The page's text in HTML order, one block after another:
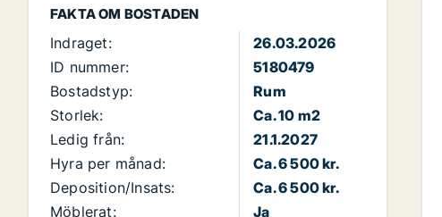
FAKTA OM BOSTADEN
Indraget:
26.03.2026
ID nummer:
5180479
Bostadstyp:
Rum
Storlek:
Ca. 10 m2
Ledig från:
21.1.2027
Hyra per månad:
Ca. 6 500 kr.
Deposition/Insats:
Ca. 6 500 kr.
Möblerat:
Ja